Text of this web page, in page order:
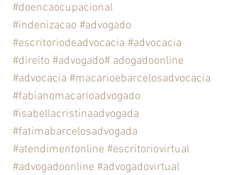
#doencaocupacional
#indenizacao #advogado
#escritoriodeadvocacia #advocacia
#direito #advogado# adogadoonline
#advocacia #macarioebarcelosadvocacia
#fabianomacarioadvogado
#isabellacristinaadvogada
#fatimabarcelosadvogada
#atendimentonline #escritoriovirtual
#advogadoonline #advogadovirtual